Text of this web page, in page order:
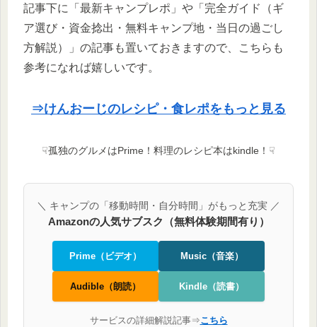
記事下に「最新キャンプレポ」や「完全ガイド（ギ
ア選び・資金捻出・無料キャンプ地・当日の過ごし
方解説）」の記事も置いておきますので、こちらも
参考になれば嬉しいです。
⇒けんおーじのレシピ・食レポをもっと見る
☟孤独のグルメはPrime！料理のレシピ本はkindle！☟
＼ キャンプの「移動時間・自分時間」がもっと充実 ／
Amazonの人気サブスク（無料体験期間有り）
Prime（ビデオ） Music（音楽）
Audible（朗読） Kindle（読書）
サービスの詳細解説記事⇒こちら